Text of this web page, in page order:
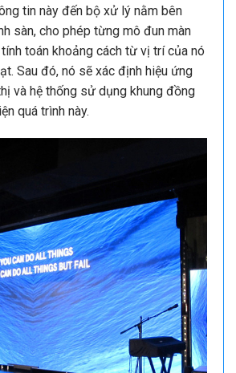
tin này đến bộ xử lý nằm bên
sàn, cho phép từng mô đun màn
toán khoảng cách từ vị trí của nó
Sau đó, nó sẽ xác định hiệu ứng
và hệ thống sử dụng khung đồng
quá trình này.